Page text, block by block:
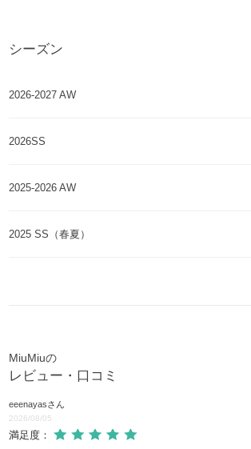
MiuMiu
MiuMiu
MiuMiu
MiuMiu
MiuMiu
シーズン
2026-2027 AW
2026SS
2025-2026 AW
2025 SS（春夏）
MiuMiuの
レビュー・口コミ
eeenayasさん
2026/08/05
満足度：